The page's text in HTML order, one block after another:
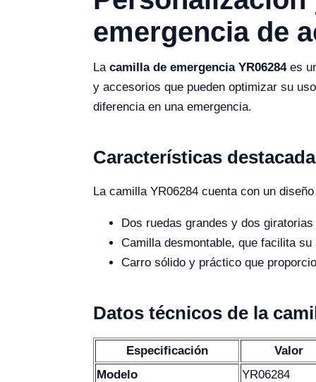
emergencia de
La camilla de emergencia YR06284es
y accesorios que pueden optimizar su
diferencia en una emergencia.
Características
La camilla YR06284 cuenta con un
Dos ruedas grandes y dos
Camilla desmontable, que facilita
Carro sólido y práctico que
Datos técnicos de la
Especificación
Valor
Modelo
YR06284